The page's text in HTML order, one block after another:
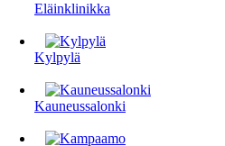
Eläinklinikka
Kylpylä
Kauneussalonki